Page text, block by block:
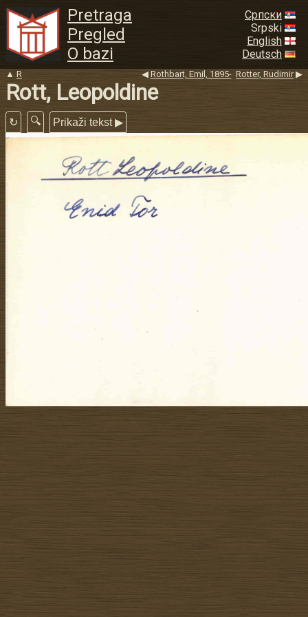
Pretraga
Pregled
O bazi
Српски
Srpski
English
Deutsch
▲ R ◀ Rothbart, Emil, 1895- Rotter, Rudimir▶
Rott, Leopoldine